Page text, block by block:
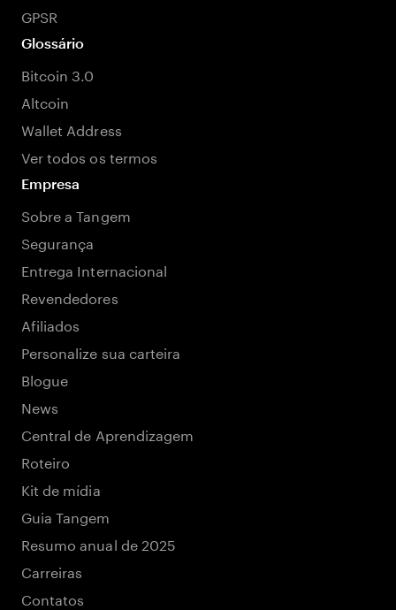
GPSR
Glossário
Bitcoin 3.0
Altcoin
Wallet Address
Ver todos os termos
Empresa
Sobre a Tangem
Segurança
Entrega Internacional
Revendedores
Afiliados
Personalize sua carteira
Blogue
News
Central de Aprendizagem
Roteiro
Kit de mídia
Guia Tangem
Resumo anual de 2025
Carreiras
Contatos